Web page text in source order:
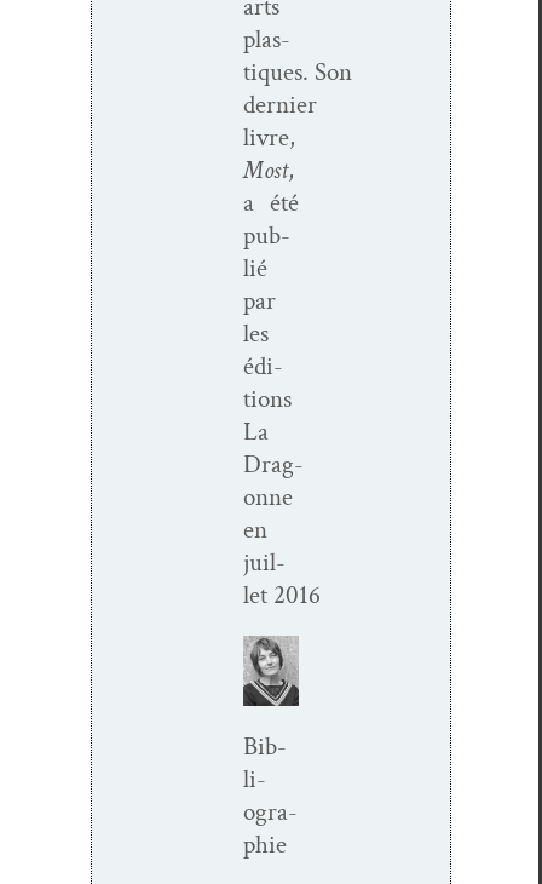
arts
plas­
tiques. Son
dernier
livre,
Most,
a été
pub­
lié
par
les
édi­
tions
La
Drag­
onne
en
juil­
let 2016
Bib­
li­
ogra­
phie